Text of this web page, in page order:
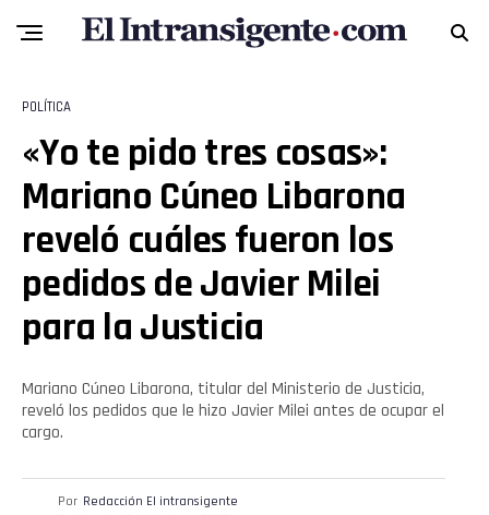
POLÍTICA
«Yo te pido tres cosas»:
Mariano Cúneo Libarona
reveló cuáles fueron los
pedidos de Javier Milei
para la Justicia
Mariano Cúneo Libarona, titular del Ministerio de Justicia,
reveló los pedidos que le hizo Javier Milei antes de ocupar el
cargo.
Por Redacción El intransigente